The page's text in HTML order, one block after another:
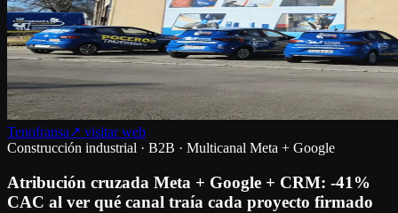
Tenofransa↗ visitar web
Construcción industrial · B2B · Multicanal Meta + Google
Atribución cruzada Meta + Google + CRM: -41%
CAC al ver qué canal traía cada proyecto firmado